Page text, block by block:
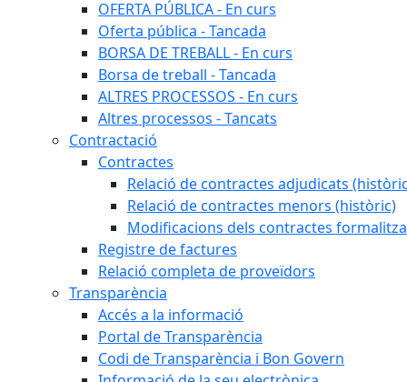
OFERTA PÚBLICA - En curs
Oferta pública - Tancada
BORSA DE TREBALL - En curs
Borsa de treball - Tancada
ALTRES PROCESSOS - En curs
Altres processos - Tancats
Contractació
Contractes
Relació de contractes adjudicats
Relació de contractes menors (històric)
Modificacions dels contractes
Registre de factures
Relació completa de proveïdors
Transparència
Accés a la informació
Portal de Transparència
Codi de Transparència i Bon Govern